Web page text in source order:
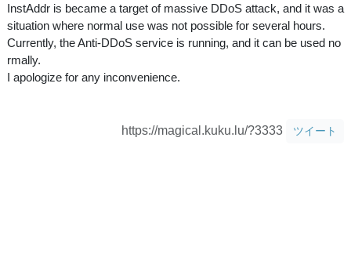
InstAddr is became a target of massive DDoS attack, and it was a
situation where normal use was not possible for several hours.
Currently, the Anti-DDoS service is running, and it can be used no
rmally.
I apologize for any inconvenience.
https://magical.kuku.lu/?3333 ツイート